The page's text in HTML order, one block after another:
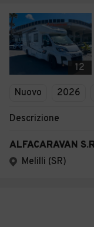
12
Nuovo 2026
Descrizione
ALFACARAVAN
Melilli (SR)